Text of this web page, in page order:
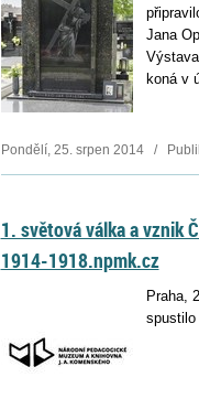
Jana
koná v
Pondělí, 25. srpen 2014 /
1. světová válka a vznik
1914-1918.npmk.cz
Praha,